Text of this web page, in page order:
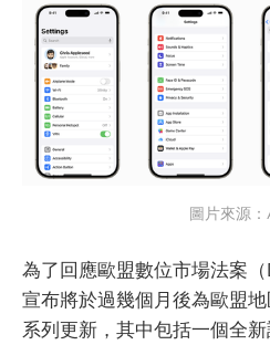
圖片來源
為了回應歐盟數位市場法案
宣布將於過幾個月後為歐盟
系列更新，其中包括一個全新